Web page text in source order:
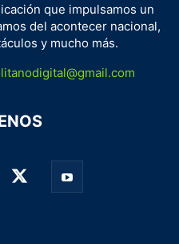
que impulsamos un
del acontecer nacional,
y mucho más.